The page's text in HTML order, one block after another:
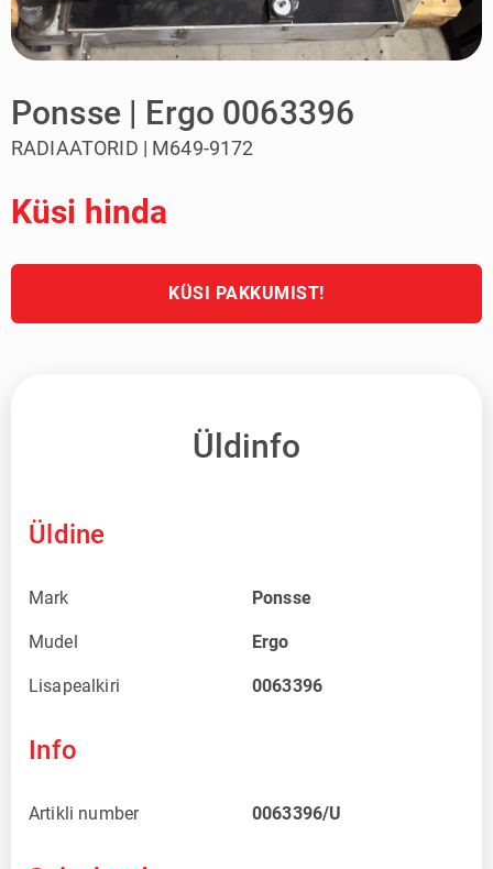
Ponsse | Ergo 0063396
RADIAATORID | M649-9172
Küsi hinda
KÜSI PAKKUMIST!
Üldinfo
Üldine
Mark Ponsse
Mudel Ergo
Lisapealkiri 0063396
Info
Artikli number 0063396/U